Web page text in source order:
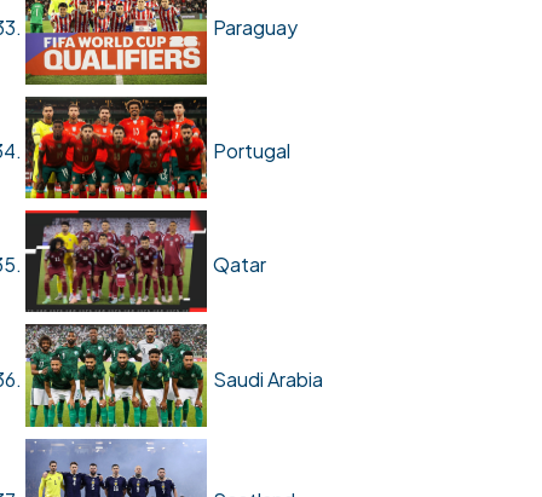
Paraguay
Portugal
Qatar
Saudi Arabia